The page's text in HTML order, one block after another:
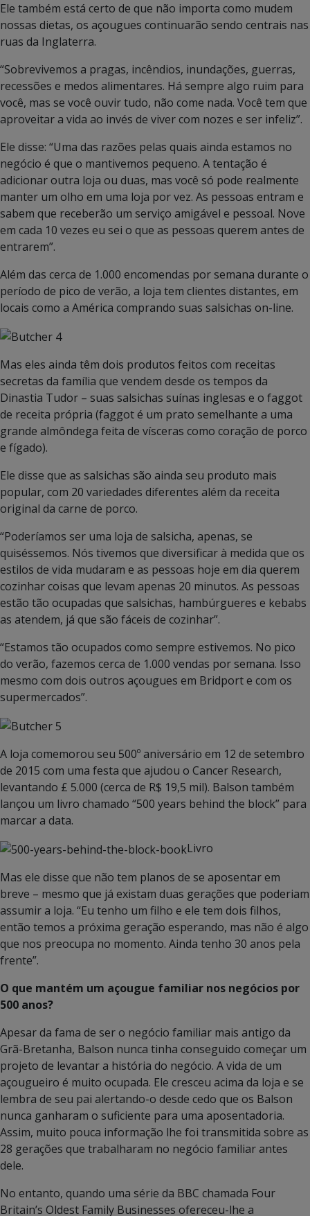
Ele também está certo de que não importa como mudem
nossas dietas, os açougues continuarão sendo centrais nas
ruas da Inglaterra.
“Sobrevivemos a pragas, incêndios, inundações, guerras,
recessões e medos alimentares. Há sempre algo ruim para
você, mas se você ouvir tudo, não come nada. Você tem que
aproveitar a vida ao invés de viver com nozes e ser infeliz”.
Ele disse: “Uma das razões pelas quais ainda estamos no
negócio é que o mantivemos pequeno. A tentação é
adicionar outra loja ou duas, mas você só pode realmente
manter um olho em uma loja por vez. As pessoas entram e
sabem que receberão um serviço amigável e pessoal. Nove
em cada 10 vezes eu sei o que as pessoas querem antes de
entrarem”.
Além das cerca de 1.000 encomendas por semana durante o
período de pico de verão, a loja tem clientes distantes, em
locais como a América comprando suas salsichas on-line.
Mas eles ainda têm dois produtos feitos com receitas
secretas da família que vendem desde os tempos da
Dinastia Tudor – suas salsichas suínas inglesas e o faggot
de receita própria (faggot é um prato semelhante a uma
grande almôndega feita de vísceras como coração de porco
e fígado).
Ele disse que as salsichas são ainda seu produto mais
popular, com 20 variedades diferentes além da receita
original da carne de porco.
“Poderíamos ser uma loja de salsicha, apenas, se
quiséssemos. Nós tivemos que diversificar à medida que os
estilos de vida mudaram e as pessoas hoje em dia querem
cozinhar coisas que levam apenas 20 minutos. As pessoas
estão tão ocupadas que salsichas, hambúrgueres e kebabs
as atendem, já que são fáceis de cozinhar”.
“Estamos tão ocupados como sempre estivemos. No pico
do verão, fazemos cerca de 1.000 vendas por semana. Isso
mesmo com dois outros açougues em Bridport e com os
supermercados”.
A loja comemorou seu 500º aniversário em 12 de setembro
de 2015 com uma festa que ajudou o Cancer Research,
levantando £ 5.000 (cerca de R$ 19,5 mil). Balson também
lançou um livro chamado “500 years behind the block” para
marcar a data.
Livro
Mas ele disse que não tem planos de se aposentar em
breve – mesmo que já existam duas gerações que poderiam
assumir a loja. “Eu tenho um filho e ele tem dois filhos,
então temos a próxima geração esperando, mas não é algo
que nos preocupa no momento. Ainda tenho 30 anos pela
frente”.
O que mantém um açougue familiar nos negócios por
500 anos?
Apesar da fama de ser o negócio familiar mais antigo da
Grã-Bretanha, Balson nunca tinha conseguido começar um
projeto de levantar a história do negócio. A vida de um
açougueiro é muito ocupada. Ele cresceu acima da loja e se
lembra de seu pai alertando-o desde cedo que os Balson
nunca ganharam o suficiente para uma aposentadoria.
Assim, muito pouca informação lhe foi transmitida sobre as
28 gerações que trabalharam no negócio familiar antes
dele.
No entanto, quando uma série da BBC chamada Four
Britain’s Oldest Family Businesses ofereceu-lhe a